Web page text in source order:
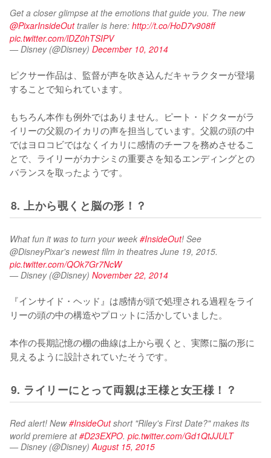
Get a closer glimpse at the emotions that guide you. The new
@PixarInsideOut trailer is here: http://t.co/HoD7v908ff
pic.twitter.com/lDZ0hTSIPV
— Disney (@Disney) December 10, 2014
ピクサー作品は、監督が声を吹き込んだキャラクターが登場
することで知られています。
もちろん本作も例外ではありません。ピート・ドクターがラ
イリーの父親のイカリの声を担当しています。父親の頭の中
ではヨロコビではなくイカリに感情のチーフを務めさせるこ
とで、ライリーがカナシミの重要さを知るエンディングとの
バランスを取ったようです。
8. 上から覗くと脳の形！？
What fun it was to turn your week #InsideOut! See
pic.twitter.com/QOk7Gr7NcW
— Disney (@Disney) November 22, 2014
『インサイド・ヘッド』は感情が頭で処理される過程をライ
リーの頭の中の構造やプロットに活かしていました。
本作の長期記憶の棚の曲線は上から覗くと、実際に脳の形に
見えるように設計されていたそうです。
9. ライリーにとって両親は王様と女王様！？
Red alert! New #InsideOut short "Riley's First Date?" makes its
world premiere at #D23EXPO. pic.twitter.com/Gd1QtJJULT
— Disney (@Disney)August 15, 2015